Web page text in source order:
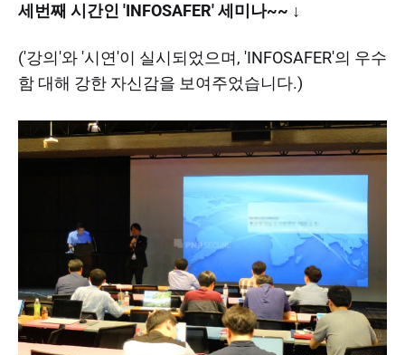
세번째 시간인 'INFOSAFER' 세미나~~ ↓
('강의'와 '시연'이 실시되었으며, 'INFOSAFER'의 우수
함 대해 강한 자신감을 보여주었습니다.)